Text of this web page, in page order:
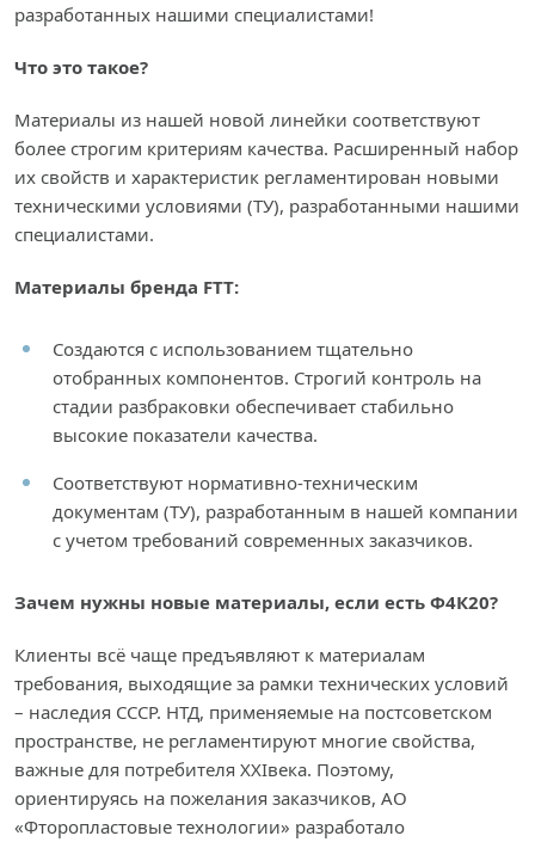
разработанных нашими специалистами!
Что это такое?
Материалы из нашей новой линейки соответствуют
более строгим критериям качества. Расширенный набор
их свойств и характеристик регламентирован новыми
техническими условиями (ТУ), разработанными нашими
специалистами.
Материалы бренда FTT:
Создаются с использованием тщательно
отобранных компонентов. Строгий контроль на
стадии разбраковки обеспечивает стабильно
высокие показатели качества.
Соответствуют нормативно-техническим
документам (ТУ), разработанным в нашей компании
с учетом требований современных заказчиков.
Зачем нужны новые материалы, если есть Ф4К20?
Клиенты всё чаще предъявляют к материалам
требования, выходящие за рамки технических условий
– наследия СССР. НТД, применяемые на постсоветском
пространстве, не регламентируют многие свойства,
важные для потребителя XXIвека. Поэтому,
ориентируясь на пожелания заказчиков, АО
«Фторопластовые технологии» разработало